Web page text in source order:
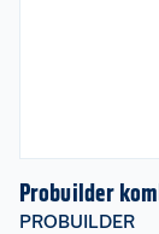
Probuilder
PROBUILDER